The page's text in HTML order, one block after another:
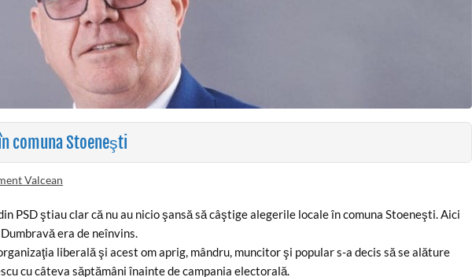
comuna Stoeneşti
Valcean
PSD ştiau clar că nu au nicio şansă să câştige alegerile locale în comuna Stoeneşti. Aici
era de neînvins.
liberală şi acest om aprig, mândru, muncitor şi popular s-a decis să se alăture
cu câteva săptămâni înainte de campania electorală.